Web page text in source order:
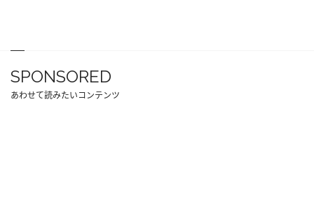
SPONSORED
あわせて読みたいコンテンツ